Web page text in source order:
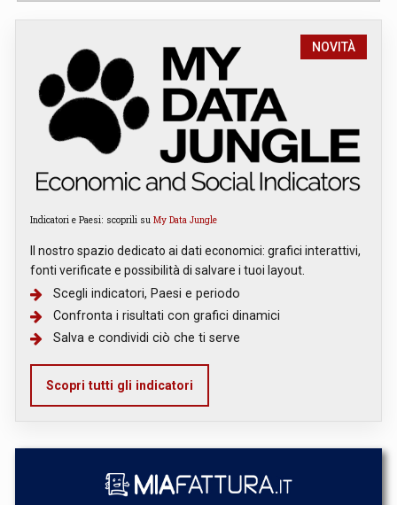
NOVITÀ
Indicatori e Paesi: scoprili su My Data Jungle
Il nostro spazio dedicato ai dati economici: grafici interattivi,
fonti verificate e possibilità di salvare i tuoi layout.
Scegli indicatori, Paesi e periodo
Confronta i risultati con grafici dinamici
Salva e condividi ciò che ti serve
Scopri tutti gli indicatori